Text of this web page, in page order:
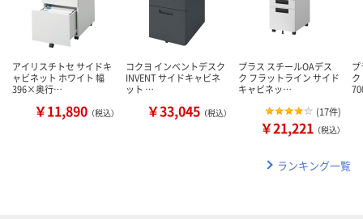
アイリスチトセ サイドキ
ャビネット ホワイト 幅
396×奥行…
￥11,890 （税込）
コクヨ インベントデスク
INVENT サイドキャビネ
ット …
￥33,045 （税込）
プラス スチールOAデス
ク フラットライン サイド
キャビネッ…
(17件)
￥21,221 （税込）
ランキング一覧